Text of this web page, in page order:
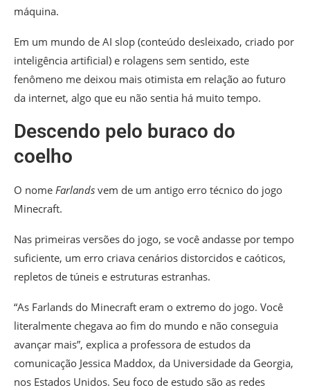
máquina.
Em um mundo de AI slop (conteúdo desleixado, criado por
inteligência artificial) e rolagens sem sentido, este
fenômeno me deixou mais otimista em relação ao futuro
da internet, algo que eu não sentia há muito tempo.
Descendo pelo buraco do
coelho
O nome Farlands vem de um antigo erro técnico do jogo
Minecraft.
Nas primeiras versões do jogo, se você andasse por tempo
suficiente, um erro criava cenários distorcidos e caóticos,
repletos de túneis e estruturas estranhas.
“As Farlands do Minecraft eram o extremo do jogo. Você
literalmente chegava ao fim do mundo e não conseguia
avançar mais”, explica a professora de estudos da
comunicação Jessica Maddox, da Universidade da Georgia,
nos Estados Unidos. Seu foco de estudo são as redes